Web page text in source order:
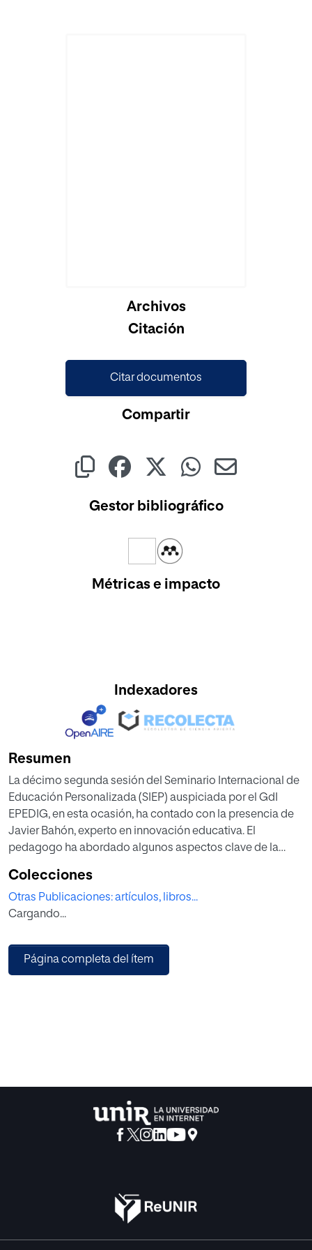
Archivos
Citación
Citar documentos
Compartir
Gestor bibliográfico
Métricas e impacto
Indexadores
Resumen
La décimo segunda sesión del Seminario Internacional de
Educación Personalizada (SIEP) auspiciada por el GdI
EPEDIG, en esta ocasión, ha contado con la presencia de
Javier Bahón, experto en innovación educativa. El
pedagogo ha abordado algunos aspectos clave de la
educativa, ser uno mismo.
Colecciones
Otras Publicaciones: artículos, libros...
Cargando...
Página completa del ítem